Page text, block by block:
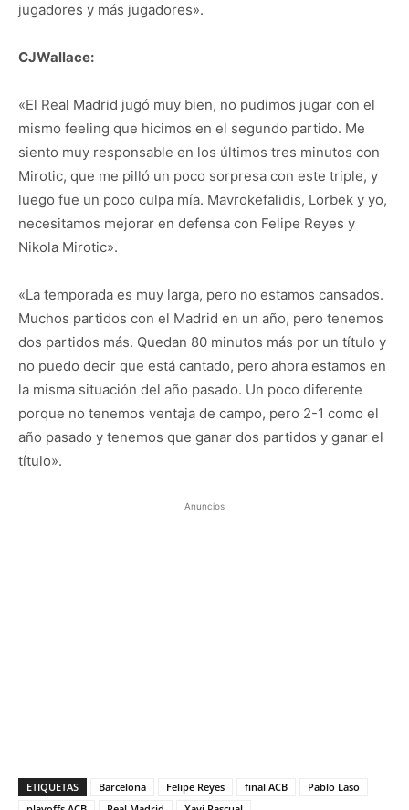
jugadores y más jugadores».
CJWallace:
«El Real Madrid jugó muy bien, no pudimos jugar con el
mismo feeling que hicimos en el segundo partido. Me
siento muy responsable en los últimos tres minutos con
Mirotic, que me pilló un poco sorpresa con este triple, y
luego fue un poco culpa mía. Mavrokefalidis, Lorbek y yo,
necesitamos mejorar en defensa con Felipe Reyes y
Nikola Mirotic».
«La temporada es muy larga, pero no estamos cansados.
Muchos partidos con el Madrid en un año, pero tenemos
dos partidos más. Quedan 80 minutos más por un título y
no puedo decir que está cantado, pero ahora estamos en
la misma situación del año pasado. Un poco diferente
porque no tenemos ventaja de campo, pero 2-1 como el
año pasado y tenemos que ganar dos partidos y ganar el
título».
Anuncios
ETIQUETAS Barcelona Felipe Reyes final ACB
Pablo Laso